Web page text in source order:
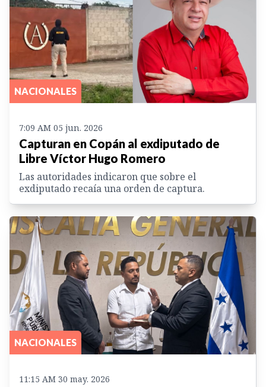
NACIONALES
7:09 AM 05 jun. 2026
Capturan en Copán al exdiputado de
Libre Víctor Hugo Romero
Las autoridades indicaron que sobre el
exdiputado recaía una orden de captura.
NACIONALES
11:15 AM 30 may. 2026